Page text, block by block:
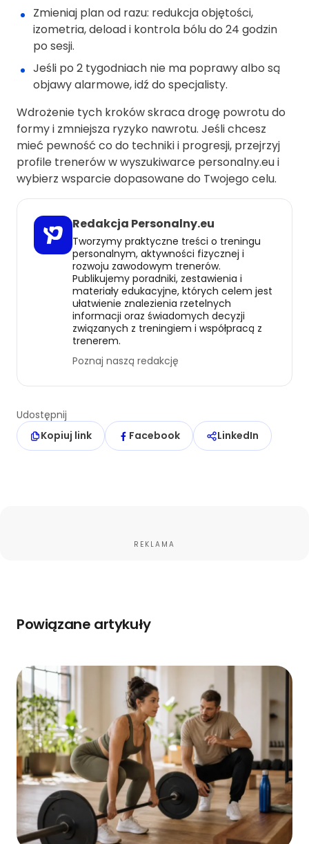
Zmieniaj plan od razu: redukcja objętości,
izometria, deload i kontrola bólu do 24 godzin
po sesji.
Jeśli po 2 tygodniach nie ma poprawy albo są
objawy alarmowe, idź do specjalisty.
Wdrożenie tych kroków skraca drogę powrotu do
formy i zmniejsza ryzyko nawrotu. Jeśli chcesz
mieć pewność co do techniki i progresji, przejrzyj
profile trenerów w wyszukiwarce personalny.eu i
wybierz wsparcie dopasowane do Twojego celu.
Redakcja Personalny.eu
Tworzymy praktyczne treści o treningu
personalnym, aktywności fizycznej i
rozwoju zawodowym trenerów.
Publikujemy poradniki, zestawienia i
materiały edukacyjne, których celem jest
ułatwienie znalezienia rzetelnych
informacji oraz świadomych decyzji
związanych z treningiem i współpracą z
trenerem.
Poznaj naszą redakcję
Udostępnij
Kopiuj link
Facebook LinkedIn
REKLAMA
Powiązane artykuły